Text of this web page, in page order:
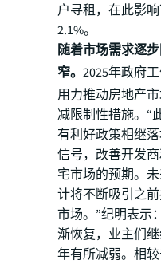
户寻租，在此影
2.1%。
随着市场需求逐
窄。 2025年政府
用力推动房地产
减限制性措施。“
有利好政策相继
信号，改善开发
宅市场的预期。
计将不断吸引之
市场。”纪明表示
渐恢复，业主们
年有所减弱。相